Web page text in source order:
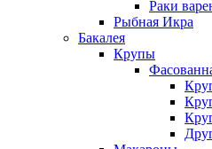
Раки
Рыбная Икра
Бакалея
Крупы